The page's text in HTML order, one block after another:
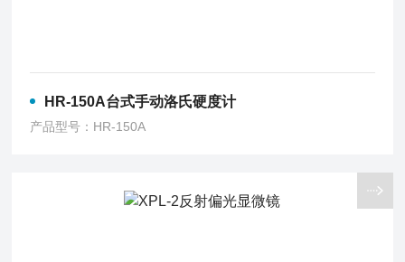
HR-150A台式手动洛氏硬度计
产品型号：HR-150A